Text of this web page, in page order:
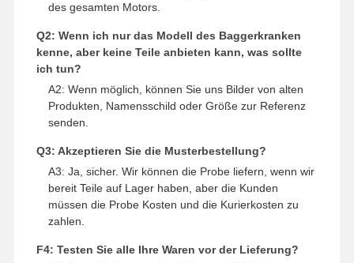
des gesamten Motors.
Q2: Wenn ich nur das Modell des Baggerkranken
kenne, aber keine Teile anbieten kann, was sollte
ich tun?
A2: Wenn möglich, können Sie uns Bilder von alten
Produkten, Namensschild oder Größe zur Referenz
senden.
Q3: Akzeptieren Sie die Musterbestellung?
A3: Ja, sicher. Wir können die Probe liefern, wenn wir
bereit Teile auf Lager haben, aber die Kunden
müssen die Probe Kosten und die Kurierkosten zu
zahlen.
F4: Testen Sie alle Ihre Waren vor der Lieferung?